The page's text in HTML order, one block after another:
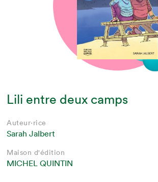
Lili entre deux camps
Auteur·rice
Sarah Jalbert
Maison d'édition
MICHEL QUINTIN